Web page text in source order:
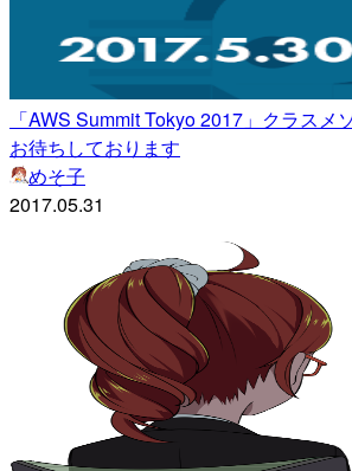
「AWS Summit Tokyo 2017」クラスメ
お待ちしております
めそ子
2017.05.31